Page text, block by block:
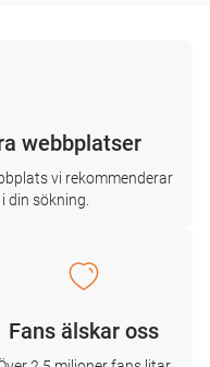
webbplatser
vi rekommenderar
din sökning.
Fans älskar oss